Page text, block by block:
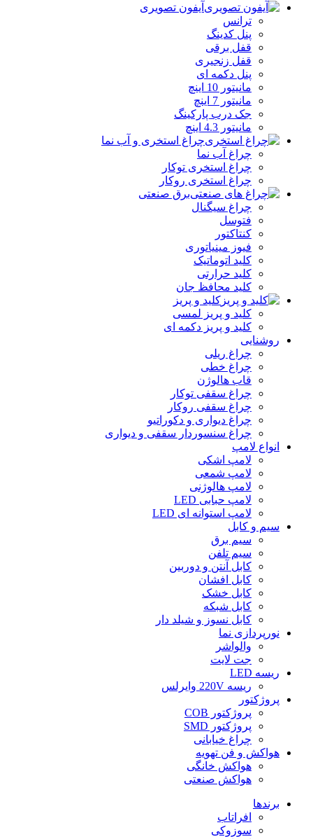
آیفون تصویری
ترانس
پنل کدینگ
قفل برقی
قفل زنجیری
پنل دکمه‌ ای
مانیتور 10 اینچ
مانیتور 7 اینچ
جک درب پارکینگ
مانیتور 4.3 اینچ
چراغ استخری و آب نما
چراغ آب نما
چراغ استخری توکار
چراغ استخری روکار
برق صنعتی
چراغ سیگنال
فتوسل
کنتاکتور
فیوز مینیاتوری
کلید اتوماتیک
کلید حرارتی
کلید محافظ جان
کلید و پریز
کلید و پریز لمسی
کلید و پریز دکمه‌ ای
روشنایی
چراغ ریلی
چراغ خطی
قاب هالوژن
چراغ سقفی توکار
چراغ سقفی روکار
چراغ دیواری و دکوراتیو
چراغ سنسوردار سقفی و دیواری
انواع لامپ
لامپ اشکی
لامپ شمعی
لامپ هالوژنی
لامپ حبابی LED
لامپ استوانه ای LED
سیم و کابل
سیم برق
سیم تلفن
کابل آنتن و دوربین
کابل افشان
کابل خشک
کابل شبکه
کابل نسوز و شیلد دار
نورپردازی نما
والواشر
جت لایت
ریسه LED
ریسه 220V وایرلس
پروژکتور
پروژکتور COB
پروژکتور SMD
چراغ خیابانی
هواکش و فن تهویه
هواکش خانگی
هواکش صنعتی
برندها
افراتاب
سوزوکی